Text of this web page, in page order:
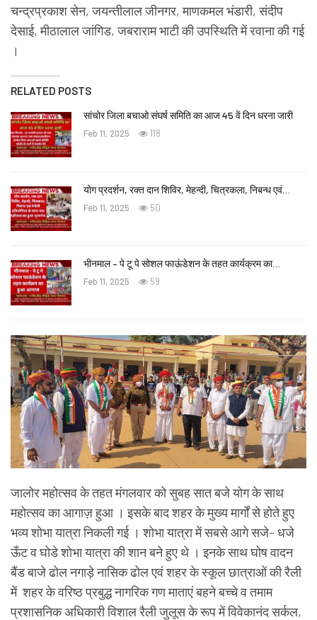
चन्द्रप्रकाश सेन, जयन्तीलाल जीनगर, माणकमल भंडारी, संदीप
देसाई, मीठालाल जांगिड, जबराराम भाटी की उपस्थिति में रवाना की गई
।
RELATED POSTS
सांचोर जिला बचाओ संघर्ष समिति का आज 45 वें दिन धरना जारी
Feb 11, 2025 118
योग प्रदर्शन, रक्त दान शिविर, मेहन्दी, चित्रकला, निबन्ध एवं…
Feb 11, 2025 50
भीनमाल – पे टू पे सोशल फाऊंडेशन के तहत कार्यक्रम का…
Feb 11, 2025 59
जालोर महोत्सव के तहत मंगलवार को सुबह सात बजे योग के साथ
महोत्सव का आगाज़ हुआ । इसके बाद शहर के मुख्य मार्गों से होते हुए
भव्य शोभा यात्रा निकली गई । शोभा यात्रा में सबसे आगे सजे- धजे
ऊँट व घोडे शोभा यात्रा की शान बने हुए थे । इनके साथ घोष वादन
बैंड बाजे ढोल नगाड़े नासिक ढोल एवं शहर के स्कूल छात्राओं की रैली
में शहर के वरिष्ठ प्रबुद्ध नागरिक गण माताएं बहने बच्चे व तमाम
प्रशासनिक अधिकारी विशाल रैली जुलूस के रूप में विवेकानंद सर्कल,